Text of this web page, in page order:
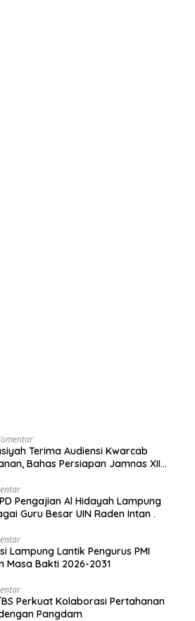
Terima Audiensi Kwarcab
Bahas Persiapan Jamnas XII
Pengajian Al Hidayah Lampung
Dikukuhkan sebagai Guru Besar UIN Raden Intan .
Lampung Lantik Pengurus PMI
Masa Bakti 2026-2031
Perkuat Kolaborasi Pertahanan
Pangdam